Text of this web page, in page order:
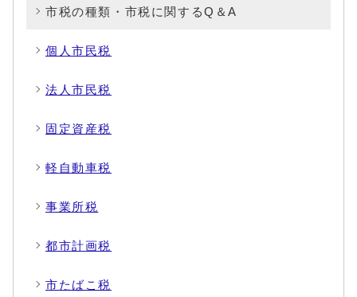
市税の種類・市税に関するQ＆A
個人市民税
法人市民税
固定資産税
軽自動車税
事業所税
都市計画税
市たばこ税